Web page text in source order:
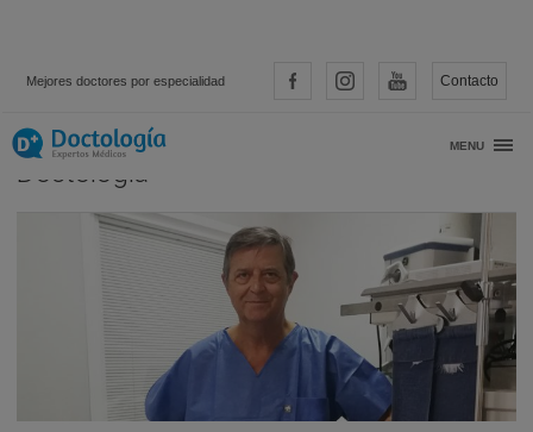
Mejores doctores por especialidad Contacto
MENU
Entrevista al Dr. Pastor Loscertales para
Doctología